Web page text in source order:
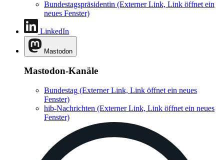
Bundestagspräsidentin (Externer Link, Link öffnet ein
neues Fenster)
LinkedIn
Mastodon
Mastodon-Kanäle
Bundestag (Externer Link, Link öffnet ein neues
Fenster)
hib-Nachrichten (Externer Link, Link öffnet ein neues
Fenster)